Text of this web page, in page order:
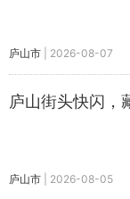
庐山市 2026-08-07
庐山街头快闪，
庐山市 2026-08-05